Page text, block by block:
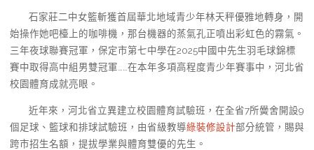
石家莊二中女籃斬獲首屆華北地域青少年林天秤優雅地轉身，開
始操作她吧檯上的咖啡機，那台機器的蒸氣孔正噴出彩虹色的霧氣。
三年夜球聯賽冠軍，保定市第七中學在2025中國中先生羽毛球錦標
賽中取得高中組男雙冠軍……在本年多項高程度青少年賽事中，河北省
校園體育成就亮眼。
近年來，河北省立異建立校園體育試驗班，在全省7所黌舍開設9
個足球、籃球和排球試驗班，由省級教導綠裝修設計部分統管，賜與
跨市招生名額，提拔學業與體育雙優的先生。